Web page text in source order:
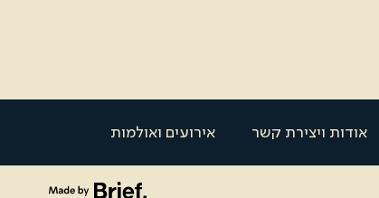
אודות ויצירת קשר אירועים ואולמות